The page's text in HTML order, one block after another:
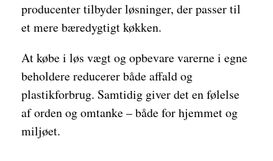
producenter tilbyder løsninger, der passer til
et mere bæredygtigt køkken.
At købe i løs vægt og opbevare varerne i egne
beholdere reducerer både affald og
plastikforbrug. Samtidig giver det en følelse
af orden og omtanke – både for hjemmet og
miljøet.